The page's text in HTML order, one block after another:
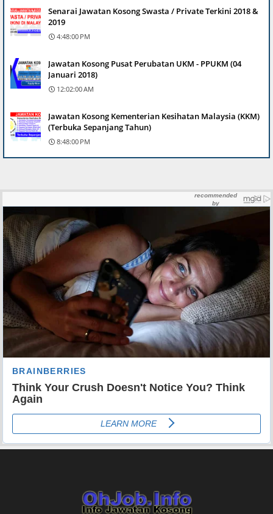
Senarai Jawatan Kosong Swasta / Private Terkini 2018 &
2019
4:48:00 PM
Jawatan Kosong Pusat Perubatan UKM - PPUKM (04
Januari 2018)
12:02:00 AM
Jawatan Kosong Kementerian Kesihatan Malaysia (KKM)
(Terbuka Sepanjang Tahun)
8:48:00 PM